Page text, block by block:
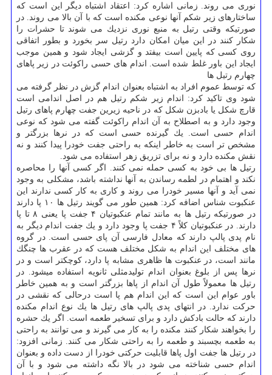
نوری می روند. زمانی اشاره كرد: اعتقاد اشتباه دیگر این است كه
ساختارهای زیر شكم آنها نوعی مكنده است كه با آن بالا می روند. در
صورتیكه وقتی رتیل به منبع نوری نزدیك می شوند تا حشرات را
شكار كنند در این میان امكان دارد رتیل سر بخورد و بطور اتفاقی
روی كسی كه پایین است بیفتد و گزشی ایجاد شود و همین موجب
ایجاد این باور غلط شده است. اندام های حسی راكوئت در زیر پاهای
چهارم رتیل ها
كه توسط عموم افراد به اشتباه بعنوان اندام گزش در نظر گرفته می
شود وی تاكید كرد: اندام زیر شكم رتیل هم در اصل اندامی است
قارچ شكل یا بادبزن شكل كه در ناحیه زیرین جفت چهارم پاهای رتیل
وجود دارد و به اصطلاح به آن اندام راكوئت گفته می شود كه نوعی
اندام حسی است. یك گیرنده حسی است كه در نرها بزرگتر و
مشخص تر است به خاطر اینكه به راحتی جفت خودرا پیدا كنند و نه
نقش مكنده دارد و نه برای تزریق زهر استفاده می شود.
رتیل ها بی خود به كسی حمله نمی كنند. اگر كسی آنها را محاصره
نكند و اهتمام در لطمه رساندن به آنها نداشته باشد، مشكلی به وجود
نمی آید و آنها مسیر خودرا می روند و كاری به كار كسی ندارند این
عنكبوت شناس اضافه كرد: همین طور می گویند رتیل ها ۱۰ پا دارند
در صورتیكه رتیل ها به مانند تمام عنكبوتیان ۴ جفت پا یعنی ۸ تا پا
دارند. در عنكبوتیان كلاً ۴ جفت پا وجود دارد و یك جفت اندام دیگر به
نام پدی پالپ دارند كه معادل فارسی آن پای حسی است. در گروه
های مختلف این اندام به شكل مختلف هست كه در عقرب ها چنگك
مانند است، در عنكبوت ها ظاهری مشابه پا دارد، كوچكتر است و در
نرها پس از بلوغ بعنوان اندام تولیدمثلی ثانویه استفاده میشود. در
رتیل ها معمولاً طول آن اندام از پاها بزرگتر است و به همین خاطر
باور عوام این است كه این اندام هم پا است درحالی كه نقشی در
حركت ندارد. در انتهای پدی پالپ های رتیل ها یك نوع اندام مكنده
دارند كه حالت بادكش دارد و برای تسخیر طعمه است. اگر یك حشره
را بخواهند شكار كنند مكنده را به كار می گیرند و می توانند به راحتی
به طعمه بچسبند و طعمه را به راحتی شكار می كنند. زمانی افزود:
در رتیل ها جفت اول پاها قابلیت حركتی خودرا از دست داده و بعنوان
اندام حسی شناخته می شود در بالا نگه داشته می شود و با آن